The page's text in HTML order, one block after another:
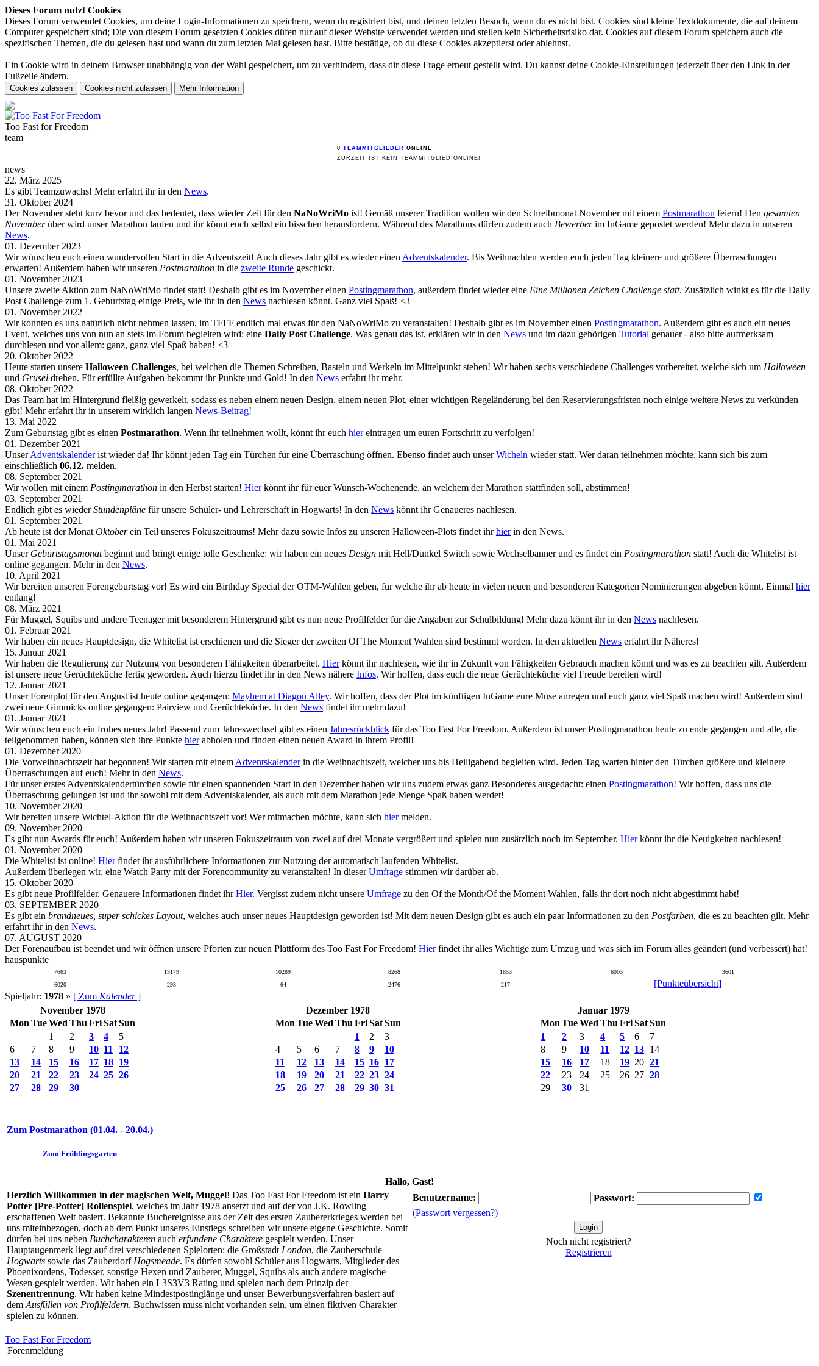
Dieses Forum nutzt Cookies
Dieses Forum verwendet Cookies, um deine Login-Informationen zu speichern, wenn du registriert bist, und deinen letzten Besuch, wenn du es nicht bist. Cookies sind kleine Textdokumente, die auf deinem
Computer gespeichert sind; Die von diesem Forum gesetzten Cookies düfen nur auf dieser Website verwendet werden und stellen kein Sicherheitsrisiko dar. Cookies auf diesem Forum speichern auch die
spezifischen Themen, die du gelesen hast und wann du zum letzten Mal gelesen hast. Bitte bestätige, ob du diese Cookies akzeptierst oder ablehnst.
Ein Cookie wird in deinem Browser unabhängig von der Wahl gespeichert, um zu verhindern, dass dir diese Frage erneut gestellt wird. Du kannst deine Cookie-Einstellungen jederzeit über den Link in der
Fußzeile ändern.
Too Fast forFreedom
team
0 TEAMMITGLIEDER ONLINE
ZURZEIT IST KEIN TEAMMITGLIED ONLINE!
news
22. März 2025
Es gibt Teamzuwachs! Mehr erfahrt ihr in den News.
31. Oktober 2024
Der November steht kurz bevor und das bedeutet, dass wieder Zeit für den NaNoWriMo ist! Gemäß unserer Tradition wollen wir den Schreibmonat November mit einem Postmarathon feiern! Den gesamten
Novemberüber wird unser Marathon laufen und ihr könnt euch selbst ein bisschen herausfordern. Während des Marathons dürfen zudem auch Bewerberim InGame gepostet werden! Mehr dazu in unseren
News.
01. Dezember 2023
Wir wünschen euch einen wundervollen Start in die Adventszeit! Auch dieses Jahr gibt es wieder einen Adventskalender. Bis Weihnachten werden euch jeden Tag kleinere und größere Überraschungen
erwarten! Außerdem haben wir unseren Postmarathon in die zweite Runde geschickt.
01. November 2023
Unsere zweite Aktion zum NaNoWriMo findet statt! Deshalb gibt es im November einen Postingmarathon, außerdem findet wieder eine Eine Millionen Zeichen Challenge statt. Zusätzlich winkt es für die Daily
Post Challenge zum 1. Geburtstag einige Preis, wie ihr in den News nachlesen könnt. Ganz viel Spaß! <3
01. November 2022
Wir konnten es uns natürlich nicht nehmen lassen, im TFFF endlich mal etwas für den NaNoWriMo zu veranstalten! Deshalb gibt es im November einen Postingmarathon. Außerdem gibt es auch ein neues
Event, welches uns von nun an stets im Forum begleiten wird: eine Daily Post Challenge. Was genau das ist, erklären wir in den News und im dazu gehörigen Tutorial genauer - also bitte aufmerksam
durchlesen und vor allem: ganz, ganz viel Spaß haben! <3
20. Oktober 2022
Heute starten unsere Halloween Challenges, bei welchen die Themen Schreiben, Basteln und Werkeln im Mittelpunkt stehen! Wir haben sechs verschiedene Challenges vorbereitet, welche sich um Halloween
und Grusel drehen. Für erfüllte Aufgaben bekommt ihr Punkte und Gold! In den News erfahrt ihr mehr.
08. Oktober 2022
Das Team hat im Hintergrund fleißig gewerkelt, sodass es neben einem neuen Design, einem neuen Plot, einer wichtigen Regeländerung bei den Reservierungsfristen noch einige weitere News zu verkünden
gibt! Mehr erfahrt ihr in unserem wirklich langen News-Beitrag!
13. Mai 2022
Zum Geburtstag gibt es einen Postmarathon. Wenn ihr teilnehmen wollt, könnt ihr euch hiereintragen um euren Fortschritt zu verfolgen!
01. Dezember 2021
UnserAdventskalenderist wieder da! Ihr könnt jeden Tag ein Türchen für eine Überraschung öffnen. Ebenso findet auch unserWicheln wieder statt. Wer daran teilnehmen möchte, kann sich bis zum
einschließlich 06.12. melden.
08. September 2021
Wir wollen mit einem Postingmarathon in den Herbst starten! Hierkönnt ihr für euer Wunsch-Wochenende, an welchem der Marathon stattfinden soll, abstimmen!
03. September 2021
Endlich gibt es wiederStundenpläne für unsere Schüler- und Lehrerschaft in Hogwarts! In den News könnt ihr Genaueres nachlesen.
01. September 2021
Ab heute ist der Monat Oktoberein Teil unseres Fokuszeitraums! Mehr dazu sowie Infos zu unseren Halloween-Plots findet ihrhierin den News.
01. Mai 2021
Unser Geburtstagsmonatbeginnt und bringt einige tolle Geschenke: wir haben ein neues Design mit Hell/Dunkel Switch sowie Wechselbanner und es findet ein Postingmarathon statt! Auch die Whitelist ist
online gegangen. Mehr in den News.
10. April 2021
Wir bereiten unseren Forengeburtstag vor! Es wird ein Birthday Special der OTM-Wahlen geben, für welche ihr ab heute in vielen neuen und besonderen Kategorien Nominierungen abgeben könnt. Einmal hier
entlang!
08. März 2021
Für Muggel, Squibs und andere Teenager mit besonderem Hintergrund gibt es nun neue Profilfelder für die Angaben zur Schulbildung! Mehr dazu könnt ihr in den News nachlesen.
01. Februar 2021
Wir haben ein neues Hauptdesign, die Whitelist ist erschienen und die Sieger der zweiten Of The Moment Wahlen sind bestimmt worden. In den aktuellen News erfahrt ihr Näheres!
15. Januar 2021
Wir haben die Regulierung zur Nutzung von besonderen Fähigkeiten überarbeitet. Hierkönnt ihr nachlesen, wie ihr in Zukunft von Fähigkeiten Gebrauch machen könnt und was es zu beachten gilt. Außerdem
ist unsere neue Gerüchteküche fertig geworden. Auch hierzu findet ihr in den News nähere Infos. Wir hoffen, dass euch die neue Gerüchteküche viel Freude bereiten wird!
12. Januar 2021
Unser Forenplot für den August ist heute online gegangen: Mayhem at Diagon Alley. Wir hoffen, dass der Plot im künftigen InGame eure Muse anregen und euch ganz viel Spaß machen wird! Außerdem sind
zwei neue Gimmicks online gegangen: Pairview und Gerüchteküche. In den News findet ihr mehr dazu!
01. Januar 2021
Wir wünschen euch ein frohes neues Jahr! Passend zum Jahreswechsel gibt es einen Jahresrückblick für das Too Fast For Freedom. Außerdem ist unser Postingmarathon heute zu ende gegangen und alle, die
teilgenommen haben, können sich ihre Punkte hierabholen und finden einen neuen Award in ihrem Profil!
01. Dezember 2020
Die Vorweihnachtszeit hat begonnen! Wir starten mit einem Adventskalenderin die Weihnachtszeit, welcher uns bis Heiligabend begleiten wird. Jeden Tag warten hinter den Türchen größere und kleinere
Überraschungen auf euch! Mehr in den News.
Für unser erstes Adventskalendertürchen sowie für einen spannenden Start in den Dezember haben wir uns zudem etwas ganz Besonderes ausgedacht: einen Postingmarathon! Wir hoffen, dass uns die
Überraschung gelungen ist und ihr sowohl mit dem Adventskalender, als auch mit dem Marathon jede Menge Spaß haben werdet!
10. November 2020
Wir bereiten unsere Wichtel-Aktion für die Weihnachtszeit vor! Wer mitmachen möchte, kann sich hiermelden.
09. November 2020
Es gibt nun Awards für euch! Außerdem haben wir unseren Fokuszeitraum von zwei auf drei Monate vergrößert und spielen nun zusätzlich noch im September. Hierkönnt ihr die Neuigkeiten nachlesen!
01. November 2020
Die Whitelist ist online! Hierfindet ihr ausführlichere Informationen zur Nutzung der automatisch laufenden Whitelist.
Außerdem überlegen wir, eine Watch Party mit der Forencommunity zu veranstalten! In dieserUmfrage stimmen wir darüber ab.
15. Oktober 2020
Es gibt neue Profilfelder. Genauere Informationen findet ihrHier. Vergisst zudem nicht unsere Umfrage zu den Of the Month/Of the Moment Wahlen, falls ihr dort noch nicht abgestimmt habt!
03. SEPTEMBER 2020
Es gibt ein brandneues, super schickes Layout, welches auch unser neues Hauptdesign geworden ist! Mit dem neuen Design gibt es auch ein paar Informationen zu den Postfarben, die es zu beachten gilt. Mehr
erfahrt ihr in den News.
07. AUGUST 2020
Der Forenaufbau ist beendet und wir öffnen unsere Pforten zur neuen Plattform des Too Fast For Freedom! Hierfindet ihr alles Wichtige zum Umzug und was sich im Forum alles geändert (und verbessert) hat!
hauspunkte
7663 13179 10289 8268 1853 6003
3601
6020
293 64 2476 217
[Punkteübersicht]
Spieljahr: 1978 » [ Zum Kalender]
November 1978
Mon TueWed Thu FriSatSun
1
2 3 4
5
6
7 8 9 10 11
12
13
14 15 16 17 18 19
20
21 22 23 24 25 26
27
28 29 30
Dezember 1978
Mon TueWed Thu FriSatSun
1
2
3
4
5 6 7 8 9
10
11
12 13 14 15 16
17
18
19 20 21 22 23 24
25
26 27 28 29 30 31
Januar 1979
Mon TueWed Thu FriSatSun
1
2 3 4 5 6
7
8
9 10 11 12 13 14
15
16 17 18 19 20 21
22
23 24 25 26 27 28
29
30 31
Zum Postmarathon (01.04. - 20.04.)
Zum Frühlingsgarten
Hallo, Gast!
Herzlich Willkommen in der magischen Welt, Muggel! Das Too Fast For Freedom ist ein Harry
Potter [Pre-Potter] Rollenspiel, welches im Jahr 1978 ansetzt und auf der von J.K. Rowling
erschaffenen Welt basiert. Bekannte Buchereignisse aus der Zeit des ersten Zaubererkrieges werden bei
uns miteinbezogen, doch ab dem Punkt unseres Einstiegs schreiben wir unsere eigene Geschichte. Somit
dürfen bei uns neben Buchcharakteren auch erfundene Charaktere gespielt werden. Unser
Hauptaugenmerk liegt auf drei verschiedenen Spielorten: die Großstadt London, die Zauberschule
Hogwarts sowie das Zauberdorf Hogsmeade. Es dürfen sowohl Schüler aus Hogwarts, Mitglieder des
Phoenixordens, Todesser, sonstige Hexen und Zauberer, Muggel, Squibs als auch andere magische
Wesen gespielt werden. Wir haben ein L3S3V3 Rating und spielen nach dem Prinzip der
Szenentrennung. Wir haben keine Mindestpostinglänge und unser Bewerbungsverfahren basiert auf
dem Ausfüllen von Profilfeldern. Buchwissen muss nicht vorhanden sein, um einen fiktiven Charakter
spielen zu können.
Benutzername:
Passwort:
(Passwort vergessen?)
Noch nicht registriert?
Registrieren
Too Fast For Freedom
Forenmeldung